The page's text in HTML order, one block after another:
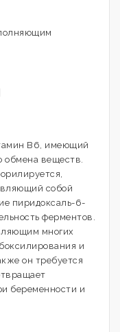
В6, имеющий
обмена веществ.
собой
пиридоксаль-6-
ферментов.
многих
и
он требуется
беременности и